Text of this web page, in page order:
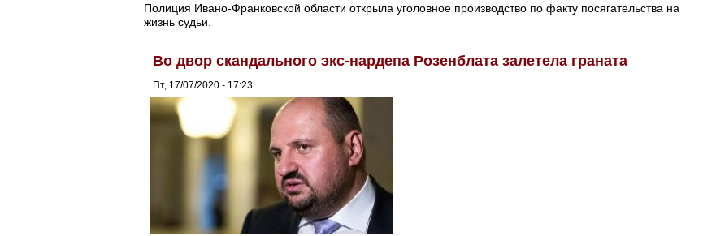
Полиция Ивано-Франковской области открыла уголовное производство по факту посягательства на
жизнь судьи.
Во двор скандального экс-нардепа Розенблата залетела граната
Пт, 17/07/2020 - 17:23